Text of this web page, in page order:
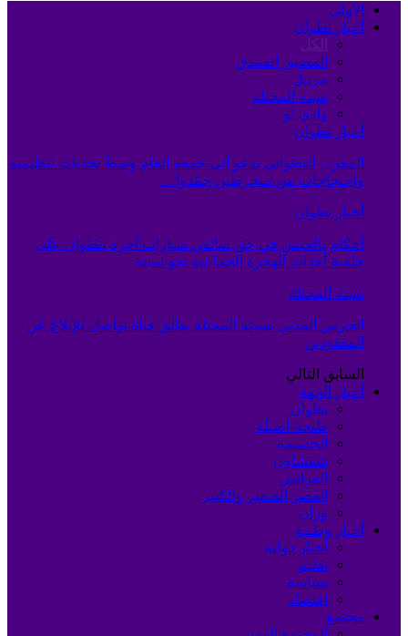
الأولى
أخبار تطوان
الكل
المضيق الفنيدق
مرتيل
سبته المحتلة
وادي لو
أخبار تطوان
المغرب التطواني يدعو إلى جمعه العام وسط تحديات تنظيمية
واحتجاجات من منخرطين جمّدوا…
أخبار تطوان
أحكام بالحبس في حق سائقي سيارات أجرة بتطوان على
خلفية أحداث الهجرة الجماعية نحو سبتة
سبته المحتلة
الحرس المدني بسبتة المحتلة يطلق قناة تواصل للإبلاغ عن
المفقودين
السابق التالي
أخبار الجهة
تطوان
طنجة-أصيلة
الحسيمة
شفشاون
العرائش
القصر الصغير والكبير
وزان
أخبار وطنية
أخبار دولية
تعليم
سياسة
اقتصاد
مجتمع